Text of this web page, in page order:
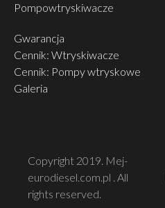
Pompowtryskiwacze
Gwarancja
Cennik: Wtryskiwacze
Cennik: Pompy wtryskowe
Galeria
Copyright 2019. Mej-
eurodiesel.com.pl . All
rights reserved.